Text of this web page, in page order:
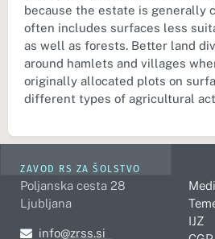
because the estate is generally
often includes surfaces less
as well as forests. Better land
around hamlets and villages
originally allocated plots on
different types of agricultural
ZAVOD RS ZA ŠOLSTVO
Poljanska cesta 28
Ljubljana
Pošljite e-mail na
info@zrss.si
IJZ